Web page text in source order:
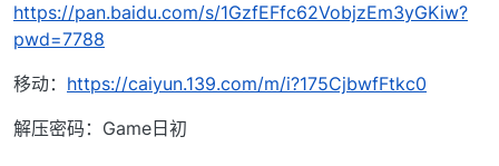
https://pan.baidu.com/s/1GzfEFfc62VobjzEm3yGKiw?
pwd=7788
移动： https://caiyun.139.com/m/i?175CjbwfFtkc0
解压密码：Game日初